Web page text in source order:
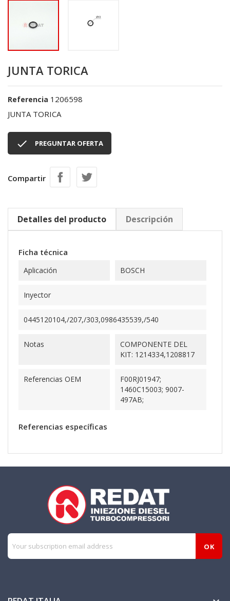
JUNTA TORICA
Referencia 1206598
JUNTA TORICA
 PREGUNTAR OFERTA
Compartir
Detalles del producto Descripción
Ficha técnica
Aplicación BOSCH
Inyector
0445120104,/207,/303,0986435539,/540
Notas
COMPONENTE DEL
KIT: 1214334,1208817
Referencias OEM
F00RJ01947;
1460C15003; 9007-
497AB;
Referencias específicas